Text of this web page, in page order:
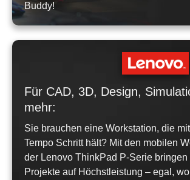
Buddy!
Für CAD, 3D, Design,
mehr:
Sie brauchen eine Workstation, die
Tempo Schritt hält? Mit den mobilen
der Lenovo ThinkPad P-Serie bringen
Projekte auf Höchstleistung – egal,